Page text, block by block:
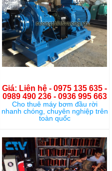
Giá: Liên hệ - 0975 135 635 -
0989 490 236 - 0936 995 663
Cho thuê máy bơm đầu rời
nhanh chóng, chuyên nghiệp trên
toàn quốc